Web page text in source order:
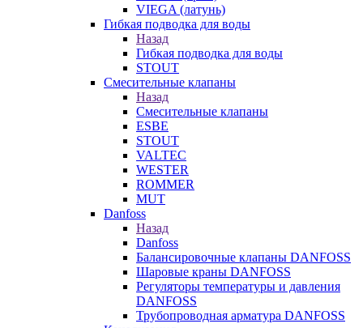
VIEGA (латунь)
Гибкая подводка для воды
Назад
Гибкая подводка для воды
STOUT
Смесительные клапаны
Назад
Смесительные клапаны
ESBE
STOUT
VALTEC
WESTER
ROMMER
MUT
Danfoss
Назад
Danfoss
Балансировочные клапаны DANFOSS
Шаровые краны DANFOSS
Регуляторы температуры и давления
DANFOSS
Трубопроводная арматура DANFOSS